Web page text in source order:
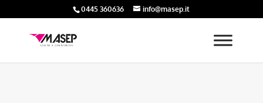
0445 360636 info@masep.it